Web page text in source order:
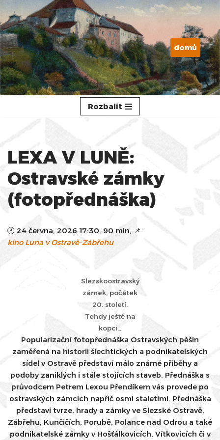
Přeskočit
na
obsah
domů
Rozbalit
LEXA V LUNĚ:
Ostravské zámky
(fotopřednáška)
🕐24 června, 2026 17:30,90 min, 📌
kino Luna v Ostravě-Zábřehu
Slezskoostravský
zámek, počátek
20. století.
Tehdy ještě na
kopci…
Popularizační fotopřednáška Ostravských pěšin
zaměřená na historii šlechtických a podnikatelských
sídel v Ostravě představí málo známé příběhy a
podoby zaniklých i stále stojících staveb. Přednáška s
průvodcem Petrem Lexou Přendíkem vás provede po
ostravských zámcích napříč osmi staletími. Přednáška
představí tvrze, hrady a zámky ve Slezské Ostravě,
Zábřehu, Kunčičích, Porubě, Polance nad Odrou a také
podnikatelské zámky v Hošťálkovicích, Vítkovicích či v